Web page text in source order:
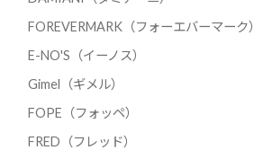
FOREVERMARK（フォーエバーマーク）
E-NO'S（イーノス）
Gimel（ギメル）
FOPE（フォッペ）
FRED（フレッド）